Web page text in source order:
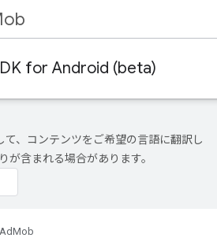
for Android (beta)
て、コンテンツをご希望の言語に翻訳し
が含まれる場合があります。
AdMob